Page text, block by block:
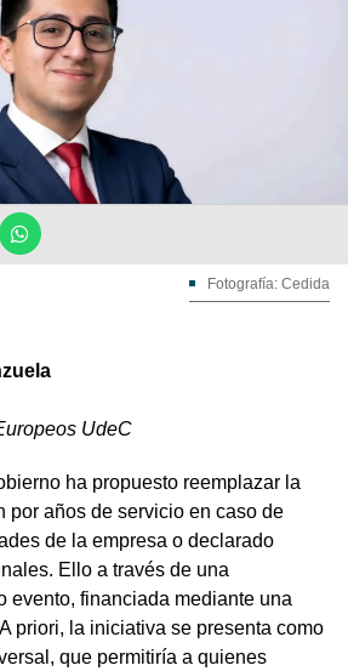

Fotografía: Cedida
UdeC
ha propuesto reemplazar la
por años de servicio en caso de
de la empresa o declarado
Ello a través de una
evento, financiada mediante una
priori, la iniciativa se presenta como
que permitiría a quienes